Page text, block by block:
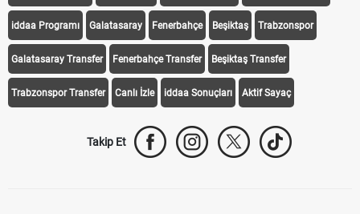
iddaa Programı Galatasaray Fenerbahçe Beşiktaş Trabzonspor
Galatasaray Transfer Fenerbahçe Transfer Beşiktaş Transfer
Trabzonspor Transfer Canlı İzle iddaa Sonuçları Aktif Sayaç
Takip Et